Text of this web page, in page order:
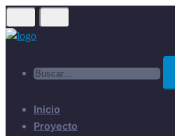
Skip
to
Inicio
Proyecto